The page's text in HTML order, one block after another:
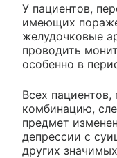
У пациентов,
имеющих
желудочковые
проводить
особенно в
Всех
комбинацию,
предмет
депрессии с
других